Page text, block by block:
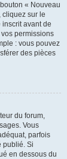
« Nouveau
cliquez sur le
inscrit avant de
permissions
: vous pouvez
des pièces
du forum,
Vous
parfois
publié. Si
en dessous du